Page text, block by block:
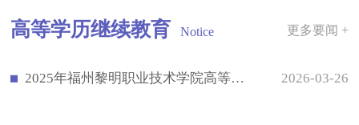
高等学历继续教育 Notice 更多要闻 +
2025年福州黎明职业技术学院高等学历继续教育招生简章 2026-03-26